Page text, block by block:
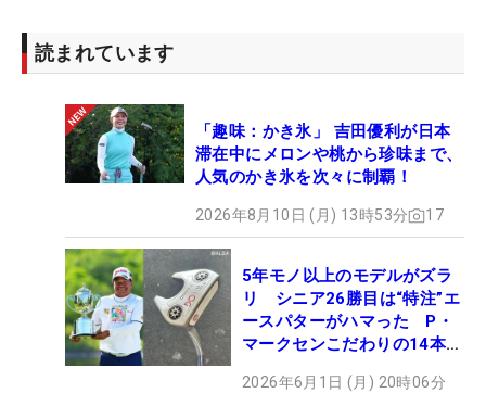
読まれています
「趣味：かき氷」 吉田優利が日本
滞在中にメロンや桃から珍味まで、
人気のかき氷を次々に制覇！
2026年8月10日 (月) 13時53分 17
5年モノ以上のモデルがズラ
リ シニア26勝目は“特注”エ
ースパターがハマった P・
マークセンこだわりの14本
2026年6月1日 (月) 20時06分